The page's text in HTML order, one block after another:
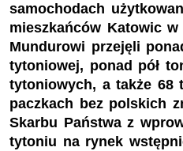
samochodach
mieszkańców Katowic
Mundurowi przejęli
tytoniowej, ponad pół
tytoniowych, a także 68
paczkach bez polskich
Skarbu Państwa z
tytoniu na rynek